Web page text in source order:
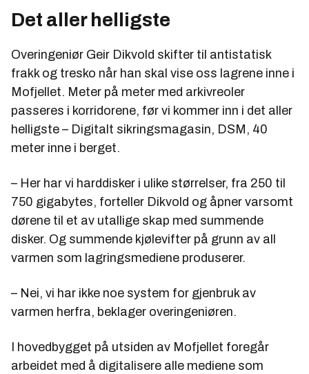
Det aller helligste
Overingeniør Geir Dikvold skifter til antistatisk
frakk og tresko når han skal vise oss lagrene inne i
Mofjellet. Meter på meter med arkivreoler
passeres i korridorene, før vi kommer inn i det aller
helligste – Digitalt sikringsmagasin, DSM, 40
meter inne i berget.
– Her har vi harddisker i ulike størrelser, fra 250 til
750 gigabytes, forteller Dikvold og åpner varsomt
dørene til et av utallige skap med summende
disker. Og summende kjølevifter på grunn av all
varmen som lagringsmediene produserer.
– Nei, vi har ikke noe system for gjenbruk av
varmen herfra, beklager overingeniøren.
I hovedbygget på utsiden av Mofjellet foregår
arbeidet med å digitalisere alle mediene som